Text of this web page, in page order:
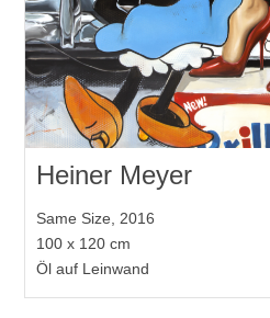
Heiner Meyer
Same Size, 2016
100 x 120 cm
Öl auf Leinwand